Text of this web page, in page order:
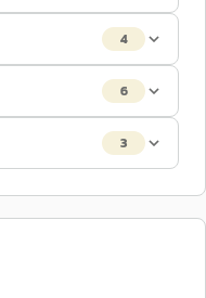
4
6
3